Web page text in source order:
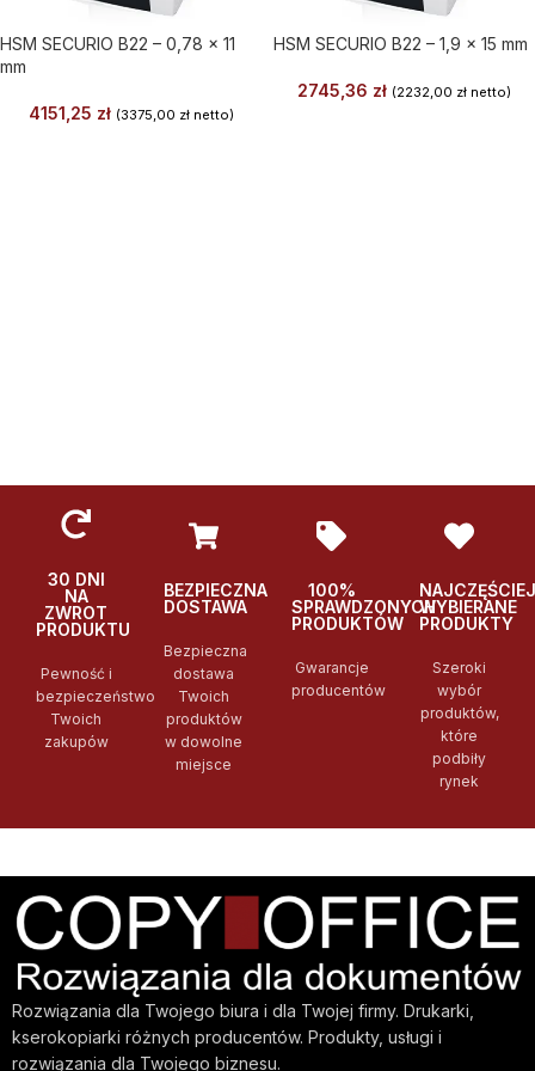
HSM SECURIO B22 – 0,78 x 11
mm
4151,25 zł (3375,00 złnetto)
HSM SECURIO B22 – 1,9 x 15 mm
2745,36 zł (2232,00 zł netto)
30 DNI
NA
ZWROT
PRODUKTU
Pewność i
bezpieczeństwo
Twoich
zakupów
BEZPIECZNA
DOSTAWA
Bezpieczna
dostawa
Twoich
produktów
w dowolne
miejsce
100%
SPRAWDZONYCH
PRODUKTÓW
Gwarancje
producentów
NAJCZĘŚCIEJ
WYBIERANE
PRODUKTY
Szeroki
wybór
produktów,
które
podbiły
rynek
Rozwiązania dla Twojego biura i dla Twojej firmy. Drukarki,
kserokopiarki różnych producentów. Produkty, usługi i
rozwiązania dla Twojego biznesu.